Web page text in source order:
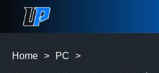
Home > PC >